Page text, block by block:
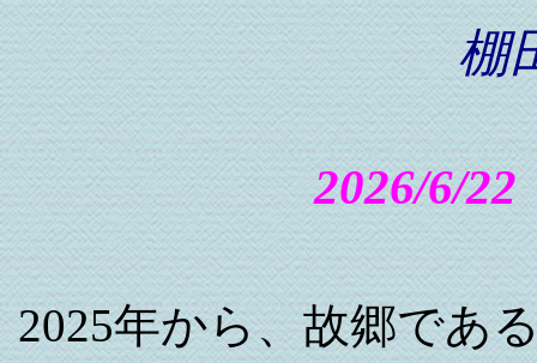
棚
2026/6/
2025年から、故郷であ